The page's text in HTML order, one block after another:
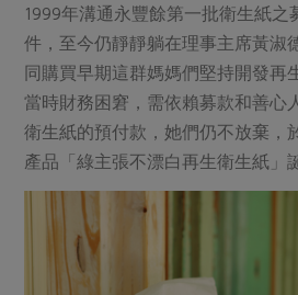
1999年溝通永豐餘第一批衛生紙之
件，至今仍靜靜躺在理事主席黃淑
同購買早期這群媽媽們堅持開發再
當時財務困窘，需依賴募款和善心
衛生紙的預付款，她們仍不放棄，
產品「綠主張不漂白再生衛生紙」